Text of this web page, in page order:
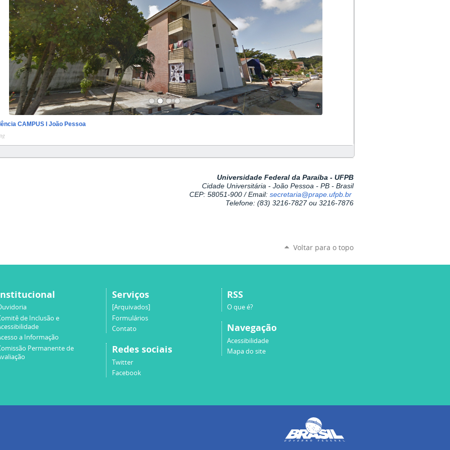
CAMPUS I João Pessoa
Universidade Federal da Paraíba - UFPB
Cidade Universitária - João Pessoa - PB - Brasil
CEP: 58051-900 /Email: secretaria@prape.ufpb.br
Telefone: (83) 3216-7827 ou 3216-7876
Voltar para o topo
de Inclusão e
a Informação
Permanente de
Serviços
[Arquivados]
Formulários
Contato
Redes sociais
Twitter
Facebook
RSS
O que é?
Navegação
Acessibilidade
Mapa do site